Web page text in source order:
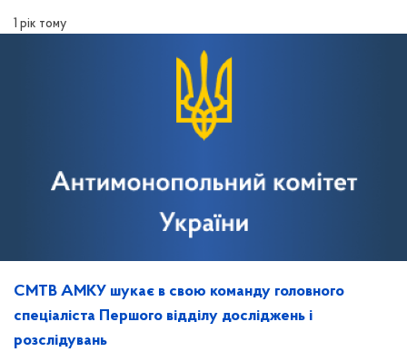
1 рік тому
СМТВ АМКУ шукає в свою команду головного
спеціаліста Першого відділу досліджень і
розслідувань